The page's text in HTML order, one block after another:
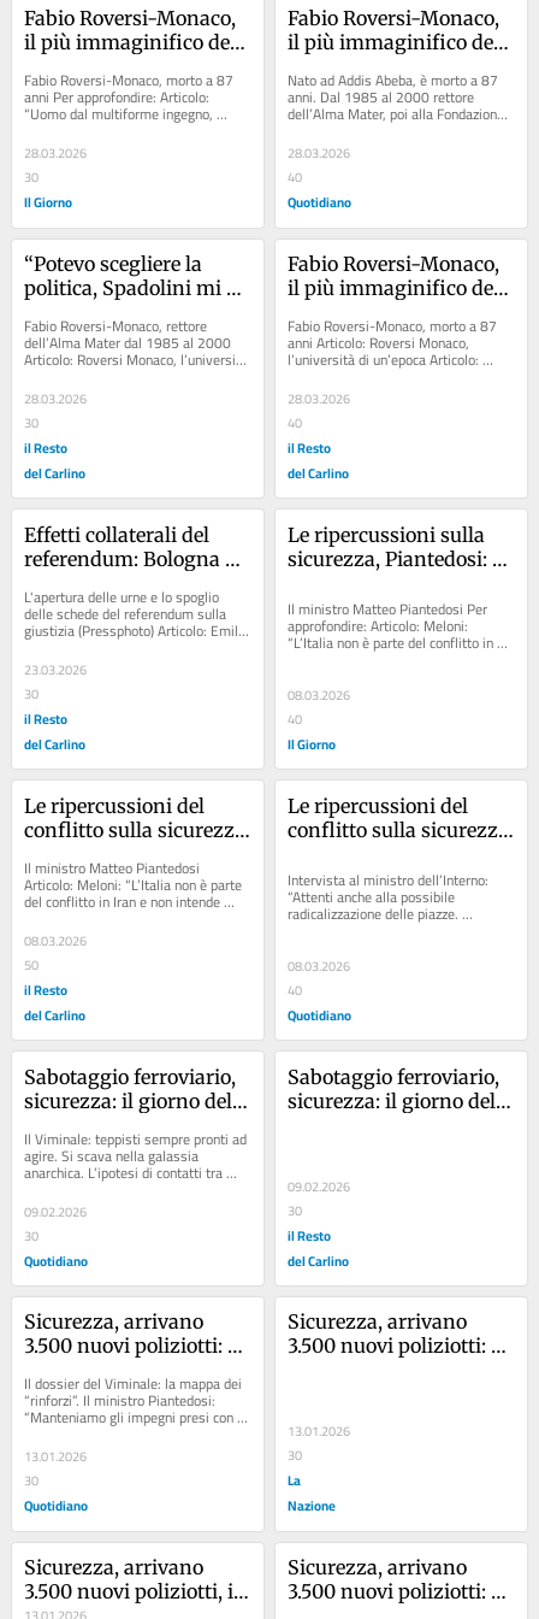
Fabio Roversi-Monaco,
il più immaginifico dei
giurista che ha dato una
visione a Bologna
Fabio Roversi-Monaco, morto a 87
anni Per approfondire: Articolo:
“Uomo dal multiforme ingegno,
Bologna perde una delle sue menti
più...
28.03.2026
30
Il Giorno
Fabio Roversi-Monaco,
il più immaginifico dei
giurista che ha dato una
visione a Bologna
Nato ad Addis Abeba, è morto a 87
anni. Dal 1985 al 2000 rettore
dell’Alma Mater, poi alla Fondazione
Cassa di Risparmio e in Banca Imi, la
laurea...
28.03.2026
40
Quotidiano
“Potevo scegliere la
politica, Spadolini mi
Roma: restai
all’università di
passione”
Fabio Roversi-Monaco, rettore
dell’Alma Mater dal 1985 al 2000
Articolo: Roversi Monaco, l’università
28.03.2026
30
il Resto
del Carlino
Fabio Roversi-Monaco,
il più immaginifico dei
giurista che ha dato una
visione a Bologna
Fabio Roversi-Monaco, morto a 87
anni Articolo: Roversi Monaco,
l’università di un’epoca Articolo:
"Roversi-Monaco, il Magnifico"....
28.03.2026
40
il Resto
del Carlino
Effetti collaterali del
referendum: Bologna
Piacenza isole del Sì in
Emilia Romagna. Le
centrodestra
L'apertura delle urne e lo spoglio
delle schede del referendum sulla
giustizia (Pressphoto) Articolo: Emilia
Romagna, risultati in diretta del...
23.03.2026
30
il Resto
del Carlino
Le ripercussioni sulla
sicurezza, Piantedosi:
Monitoriamo le
minacce”
Il ministro Matteo Piantedosi Per
approfondire: Articolo: Meloni:
“L’Italia non è parte del conflitto in
Iran e non intende farlo....
08.03.2026
40
Il Giorno
Le ripercussioni del
conflitto sulla sicurezza,
jihadista. Monitoriamo
tutte le minacce”
Il ministro Matteo Piantedosi
Articolo: Meloni: “L’Italia non è parte
del conflitto in Iran e non intende
08.03.2026
50
il Resto
del Carlino
Le ripercussioni del
conflitto sulla sicurezza,
jihadista. Monitoriamo
tutte le minacce”
Intervista al ministro dell’Interno:
“Attenti anche alla possibile
radicalizzazione delle piazze.
Pensiamo a un Cpr in ogni regione,
08.03.2026
40
Quotidiano
Sabotaggio ferroviario,
sicurezza: il giorno del
e le chat di Telegram
Il Viminale: teppisti sempre pronti ad
agire. Si scava nella galassia
anarchica. L’ipotesi di contatti tra
‘specialisti della guerriglia’ e...
09.02.2026
30
Quotidiano
Sabotaggio ferroviario,
sicurezza: il giorno del
09.02.2026
30
il Resto
del Carlino
Sicurezza, arrivano
3.500 nuovi poliziotti: da
Firenze, i numeri città
per città
Il dossier del Viminale: la mappa dei
“rinforzi”. Il ministro Piantedosi:
“Manteniamo gli impegni presi con i
cittadini, 42.500 operatori...
13.01.2026
30
Quotidiano
Sicurezza, arrivano
3.500 nuovi poliziotti: da
13.01.2026
30
La
Nazione
Sicurezza, arrivano
3.500 nuovi poliziotti, i
Sicurezza, arrivano
3.500 nuovi poliziotti: da